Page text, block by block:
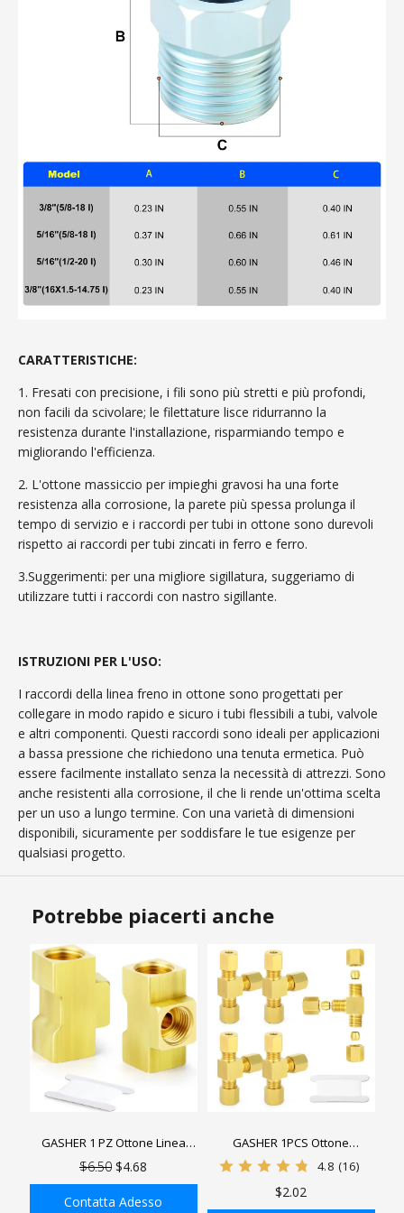
CARATTERISTICHE:
1. Fresati con precisione, i fili sono più stretti e più profondi,
non facili da scivolare; le filettature lisce ridurranno la
resistenza durante l'installazione, risparmiando tempo e
migliorando l'efficienza.
2. L'ottone massiccio per impieghi gravosi ha una forte
resistenza alla corrosione, la parete più spessa prolunga il
tempo di servizio e i raccordi per tubi in ottone sono durevoli
rispetto ai raccordi per tubi zincati in ferro e ferro.
3.Suggerimenti: per una migliore sigillatura, suggeriamo di
utilizzare tutti i raccordi con nastro sigillante.
ISTRUZIONI PER L'USO:
I raccordi della linea freno in ottone sono progettati per
collegare in modo rapido e sicuro i tubi flessibili a tubi, valvole
e altri componenti. Questi raccordi sono ideali per applicazioni
a bassa pressione che richiedono una tenuta ermetica. Può
essere facilmente installato senza la necessità di attrezzi. Sono
anche resistenti alla corrosione, il che li rende un'ottima scelta
per un uso a lungo termine. Con una varietà di dimensioni
disponibili, sicuramente per soddisfare le tue esigenze per
qualsiasi progetto.
Potrebbe piacerti anche
GASHER 1 PZ Ottone Linea
Freno Raccordi a T 5/8
Flare Femmina Unione per
$6.50 $4.68
Contatta Adesso
GASHER 1PCS Ottone
Compressione Tubo Raccordo
Connettore
4.8 (16)
$2.02